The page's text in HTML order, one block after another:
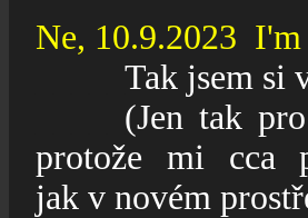
Ne, 10.9.2023
Tak jsem si
(Jen tak
protože mi cca
jak v novém